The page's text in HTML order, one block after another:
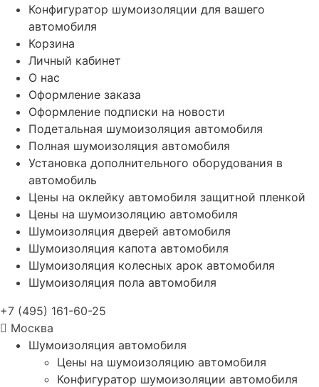
Конфигуратор шумоизоляции для вашего
автомобиля
Корзина
Личный кабинет
О нас
Оформление заказа
Оформление подписки на новости
Подетальная шумоизоляция автомобиля
Полная шумоизоляция автомобиля
Установка дополнительного оборудования в
автомобиль
Цены на оклейку автомобиля защитной пленкой
Цены на шумоизоляцию автомобиля
Шумоизоляция дверей автомобиля
Шумоизоляция капота автомобиля
Шумоизоляция колесных арок автомобиля
Шумоизоляция пола автомобиля
+7 (495) 161-60-25
Москва
Шумоизоляция автомобиля
Цены на шумоизоляцию автомобиля
Конфигуратор шумоизоляции автомобиля